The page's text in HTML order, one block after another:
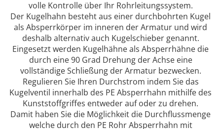
volle Kontrolle über Ihr Rohrleitungssystem.
Der Kugelhahn besteht aus einer durchbohrten Kugel
als Absperrkörper im inneren der Armatur und wird
deshalb alternativ auch Kugelschieber genannt.
Eingesetzt werden Kugelhähne als Absperrhähne die
durch eine 90 Grad Drehung der Achse eine
vollständige Schließung der Armatur bezwecken.
Regulieren Sie Ihren Durchstrom indem Sie das
Kugelventil innerhalb des PE Absperrhahn mithilfe des
Kunststoffgriffes entweder auf oder zu drehen.
Damit haben Sie die Möglichkeit die Durchflussmenge
welche durch den PE Rohr Absperrhahn mit